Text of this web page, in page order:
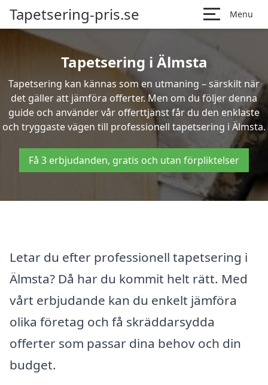
Tapetsering-pris.se Menu
Tapetsering i Älmsta
Tapetsering kan kännas som en utmaning – särskilt när
det gäller att jämföra offerter. Men om du följer denna
guide och använder vår offerttjänst får du den enklaste
och tryggaste vägen till professionell tapetsering i Älmsta.
Få 3 erbjudanden, gratis och utan förpliktelser
Letar du efter professionell tapetsering i
Älmsta? Då har du kommit helt rätt. Med
vårt erbjudande kan du enkelt jämföra
olika företag och få skräddarsydda
offerter som passar dina behov och din
budget.